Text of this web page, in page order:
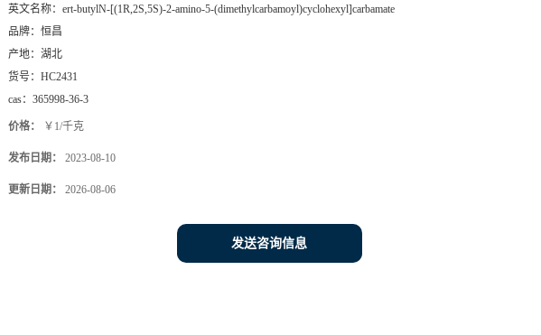
英文名称： ert-butylN-[(1R,2S,5S)-2-amino-5-(dimethylcarbamoyl)cyclohexyl]carbamate
品牌： 恒昌
产地： 湖北
货号： HC2431
cas： 365998-36-3
价格： ￥1/千克
发布日期： 2023-08-10
更新日期： 2026-08-06
发送咨询信息